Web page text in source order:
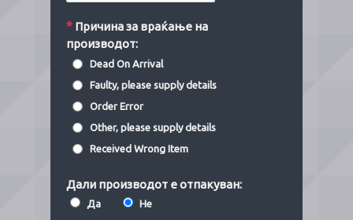
* Причина за враќање на
производот:
Dead On Arrival
Faulty, please supply details
Order Error
Other, please supply details
Received Wrong Item
Дали производот е отпакуван:
Да Не